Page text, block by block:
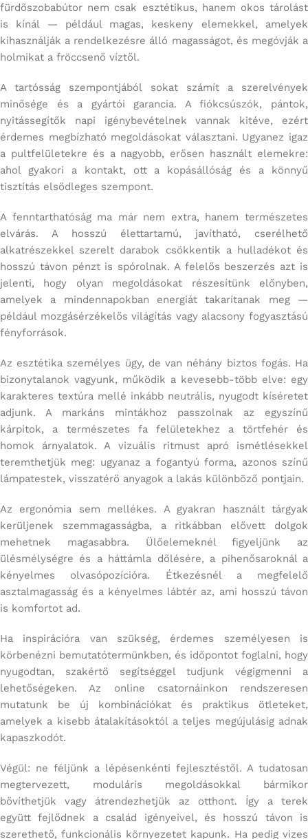
fürdőszobabútor nem csak esztétikus, hanem okos tárolást
is kínál — például magas, keskeny elemekkel, amelyek
kihasználják a rendelkezésre álló magasságot, és megóvják a
holmikat a fröccsenő víztől.
A tartósság szempontjából sokat számít a szerelvények
minősége és a gyártói garancia. A fiókcsúszók, pántok,
nyitássegítők napi igénybevételnek vannak kitéve, ezért
érdemes megbízható megoldásokat választani. Ugyanez igaz
a pultfelületekre és a nagyobb, erősen használt elemekre:
ahol gyakori a kontakt, ott a kopásállóság és a könnyű
tisztítás elsődleges szempont.
A fenntarthatóság ma már nem extra, hanem természetes
elvárás. A hosszú élettartamú, javítható, cserélhető
alkatrészekkel szerelt darabok csökkentik a hulladékot és
hosszú távon pénzt is spórolnak. A felelős beszerzés azt is
jelenti, hogy olyan megoldásokat részesítünk előnyben,
amelyek a mindennapokban energiát takarítanak meg —
például mozgásérzékelős világítás vagy alacsony fogyasztású
fényforrások.
Az esztétika személyes ügy, de van néhány biztos fogás. Ha
bizonytalanok vagyunk, működik a kevesebb-több elve: egy
karakteres textúra mellé inkább neutrális, nyugodt kíséretet
adjunk. A markáns mintákhoz passzolnak az egyszínű
kárpitok, a természetes fa felületekhez a törtfehér és
homok árnyalatok. A vizuális ritmust apró ismétlésekkel
teremthetjük meg: ugyanaz a fogantyú forma, azonos színű
lámpatestek, visszatérő anyagok a lakás különböző pontjain.
Az ergonómia sem mellékes. A gyakran használt tárgyak
kerüljenek szemmagasságba, a ritkábban elővett dolgok
mehetnek magasabbra. Ülőelemeknél figyeljünk az
ülésmélységre és a háttámla dőlésére, a pihenősaroknál a
kényelmes olvasópozícióra. Étkezésnél a megfelelő
asztalmagasság és a kényelmes lábtér az, ami hosszú távon
is komfortot ad.
Ha inspirációra van szükség, érdemes személyesen is
körbenézni bemutatótermünkben, és időpontot foglalni, hogy
nyugodtan, szakértő segítséggel tudjunk végigmenni a
lehetőségeken. Az online csatornáinkon rendszeresen
mutatunk be új kombinációkat és praktikus ötleteket,
amelyek a kisebb átalakításoktól a teljes megújulásig adnak
kapaszkodót.
Végül: ne féljünk a lépésenkénti fejlesztéstől. A tudatosan
megtervezett, moduláris megoldásokkal bármikor
bővíthetjük vagy átrendezhetjük az otthont. Így a terek
együtt fejlődnek a család igényeivel, és hosszú távon is
szerethető, funkcionális környezetet kapunk. Ha pedig vizes